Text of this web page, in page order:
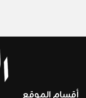
أقسام الموقع